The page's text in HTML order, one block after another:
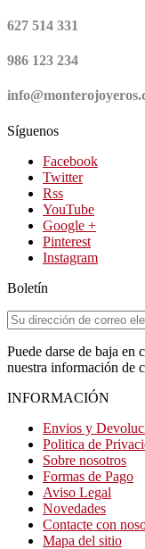
627 514 331
986 123 234
Síguenos
Facebook
Twitter
Rss
YouTube
Google +
Pinterest
Instagram
Boletín
Puede darse de baja en
nuestra información de
INFORMACIÓN
Envios y
Politica de
Sobre nosotros
Formas de Pago
Aviso Legal
Novedades
Contacte con
Mapa del sitio